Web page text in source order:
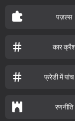
पज़ल्स
कार
फ्रेडी में पांच
रणनीति